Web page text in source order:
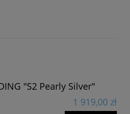
"S2 Pearly Silver"
1 919,00 zł